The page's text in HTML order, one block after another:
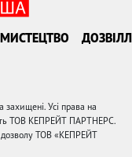
МИСТЕЦТВО
Усі права на
ТОВ КЕПРЕЙТ ПАРТНЕРС.
дозволу ТОВ «КЕПРЕЙТ